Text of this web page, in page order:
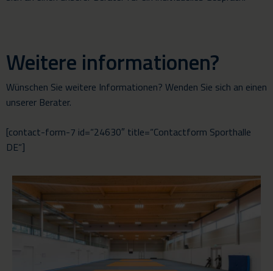
Weitere informationen?
Wünschen Sie weitere Informationen? Wenden Sie sich an einen
unserer Berater.
[contact-form-7 id=“24630″ title=“Contactform Sporthalle
DE“]